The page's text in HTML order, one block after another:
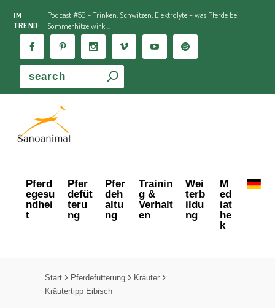
IM
TREND:
Podcast #59 - Trinken, Schwitzen, Elektrolyte – was Pferde bei
Sommerhitze wirkl...
Pferd
egesu
ndhei
t
Pfer
defüt
teru
ng
Pfer
deh
altu
ng
Trainin
g &
Verhalt
en
Wei
terb
ildu
ng
M
ed
iat
he
k
Start Pferdefütterung
Kräuter
Kräutertipp Eibisch